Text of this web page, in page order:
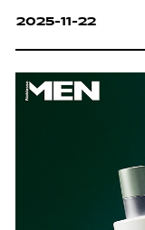
2025-11-22